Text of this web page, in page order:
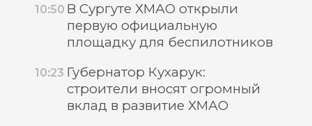
10:50 В Сургуте ХМАО открыли
первую официальную
площадку для беспилотников
10:23 Губернатор Кухарук:
строители вносят огромный
вклад в развитие ХМАО